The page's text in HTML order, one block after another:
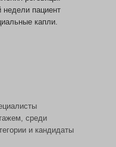
пациент
капли.
среди
и кандидаты